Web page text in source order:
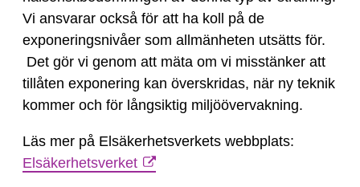
referensvärden
inte
överskrids
för
till
exempel
mobiltelefoner
och
Vi ansvarar också för att ha koll på de
exponeringsnivåer som allmänheten utsätts för.
Det gör vi genom att mäta om vi misstänker att
tillåten exponering kan överskridas, när ny teknik
kommer och för långsiktig miljöövervakning.
Läs mer på Elsäkerhetsverkets webbplats:
Elsäkerhetsverket